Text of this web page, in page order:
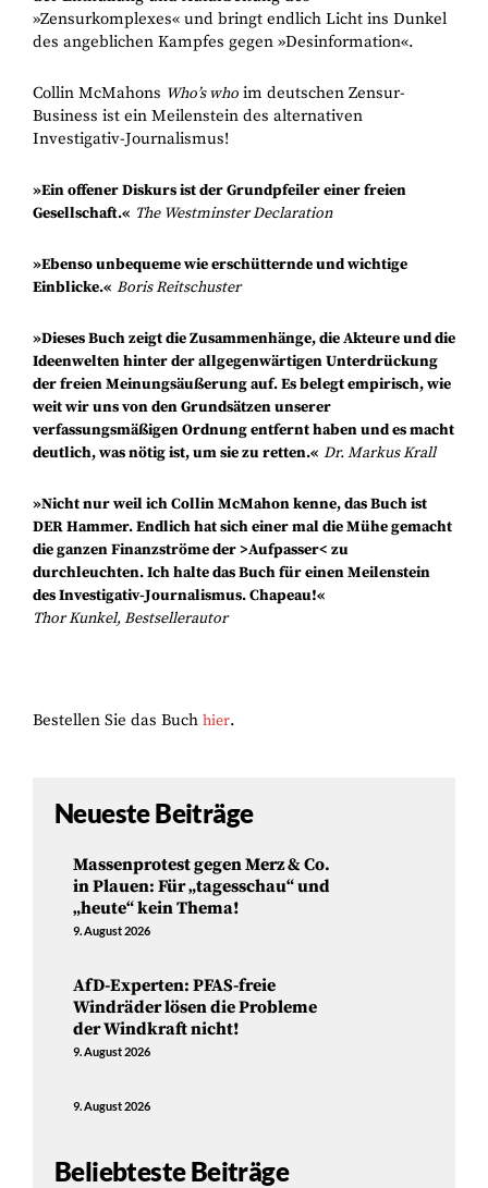
»Zensurkomplexes« und bringt endlich Licht ins Dunkel
des angeblichen Kampfes gegen »Desinformation«.
Collin McMahons Who’s who im deutschen Zensur-
Business ist ein Meilenstein des alternativen
Investigativ-Journalismus!
»Ein offener Diskurs ist der Grundpfeiler einer freien
Gesellschaft.« The Westminster Declaration
»Ebenso unbequeme wie erschütternde und wichtige
Einblicke.« Boris Reitschuster
»Dieses Buch zeigt die Zusammenhänge, die Akteure und die
Ideenwelten hinter der allgegenwärtigen Unterdrückung
der freien Meinungsäußerung auf. Es belegt empirisch, wie
weit wir uns von den Grundsätzen unserer
verfassungsmäßigen Ordnung entfernt haben und es macht
deutlich, was nötig ist, um sie zu retten.« Dr. Markus Krall
»Nicht nur weil ich Collin McMahon kenne, das Buch ist
DER Hammer. Endlich hat sich einer mal die Mühe gemacht
die ganzen Finanzströme der >Aufpasser< zu
durchleuchten. Ich halte das Buch für einen Meilenstein
des Investigativ-Journalismus. Chapeau!«
Thor Kunkel, Bestsellerautor
Bestellen Sie das Buch hier.
Neueste Beiträge
Massenprotest gegen Merz & Co.
in Plauen: Für „tagesschau“ und
„heute“ kein Thema!
9. August 2026
AfD-Experten: PFAS-freie
Windräder lösen die Probleme
der Windkraft nicht!
9. August 2026
9. August 2026
Beliebteste Beiträge